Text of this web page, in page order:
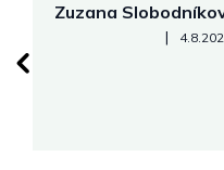
Zuzana
Hodnotenie obchodu
|